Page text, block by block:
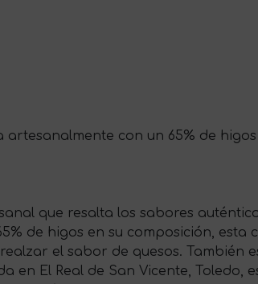
con un 65% de
que resalta los sabores
de higos en su composición,
el sabor de quesos. También
El Real de San Vicente, Toledo,